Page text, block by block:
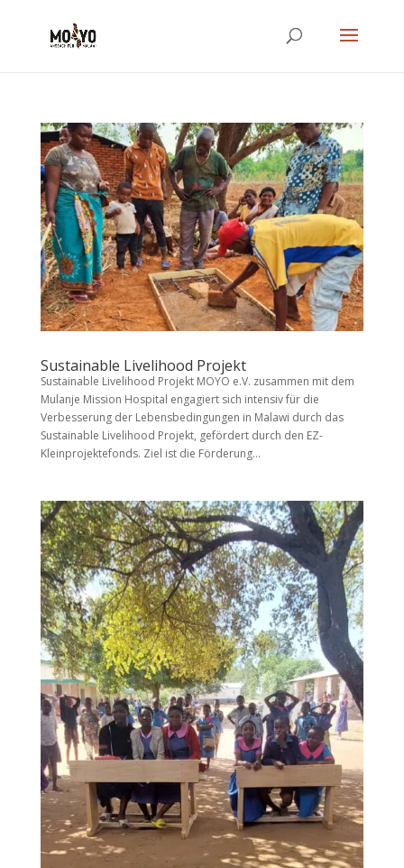
Sustainable Livelihood Projekt
Sustainable Livelihood Projekt MOYO e.V. zusammen mit dem
Mulanje Mission Hospital engagiert sich intensiv für die
Verbesserung der Lebensbedingungen in Malawi durch das
Sustainable Livelihood Projekt, gefördert durch den EZ-
Kleinprojektefonds. Ziel ist die Förderung...